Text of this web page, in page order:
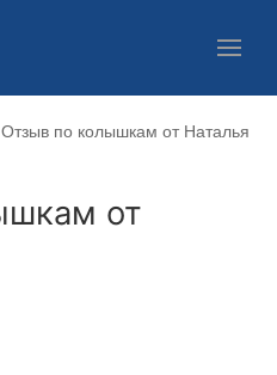
Отзыв по колышкам от Наталья
от